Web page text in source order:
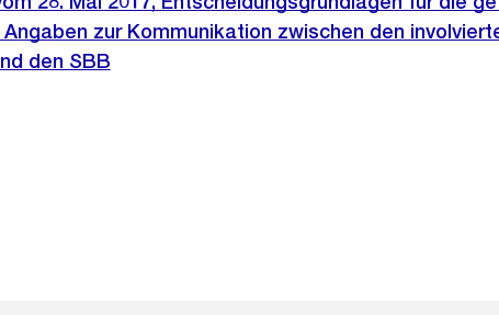
zur Kommunikation zwischen den
den SBB